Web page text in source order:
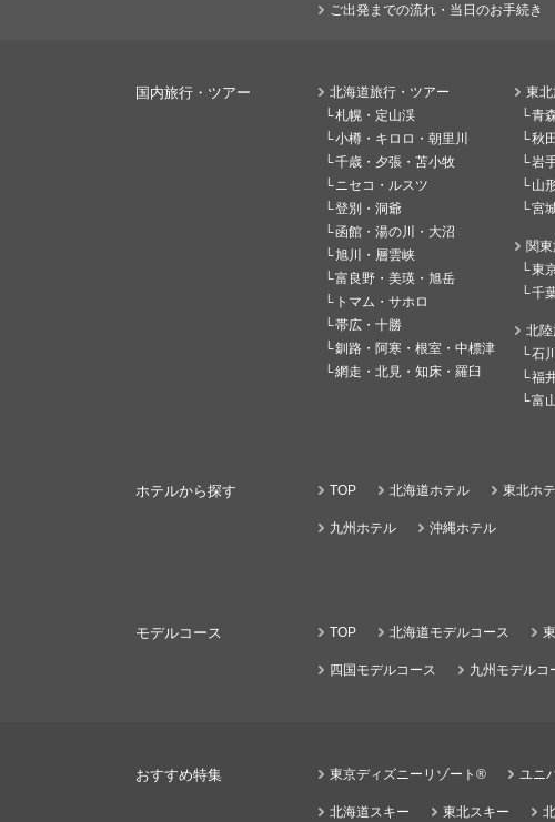
ご出発までの流れ・当日のお手続き
国内旅行・ツアー
北海道旅行・ツアー
札幌・定山渓
小樽・キロロ・朝里川
千歳・夕張・苫小牧
ニセコ・ルスツ
登別・洞爺
函館・湯の川・大沼
旭川・層雲峡
富良野・美瑛・旭岳
トマム・サホロ
帯広・十勝
釧路・阿寒・根室・中標津
網走・北見・知床・羅臼
東
青
秋田
岩
山
宮
関
東
千
北
石
福
富
ホテルから探す TOP 北海道ホテル 東北ホ
九州ホテル 沖縄ホテル
モデルコース TOP 北海道モデルコース
四国モデルコース 九州モデルコ
おすすめ特集 東京ディズニーリゾート® ユニ
北海道スキー 東北スキー